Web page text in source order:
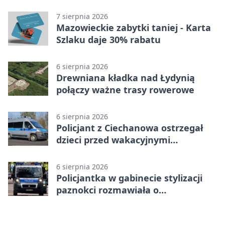
7 sierpnia 2026
Mazowieckie zabytki taniej - Karta
Szlaku daje 30% rabatu
6 sierpnia 2026
Drewniana kładka nad Łydynią
połączy ważne trasy rowerowe
6 sierpnia 2026
Policjant z Ciechanowa ostrzegał
dzieci przed wakacyjnymi
6 sierpnia 2026
Policjantka w gabinecie stylizacji
paznokci rozmawiała o